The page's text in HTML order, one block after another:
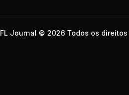
FL Journal © 2026 Todos os direitos